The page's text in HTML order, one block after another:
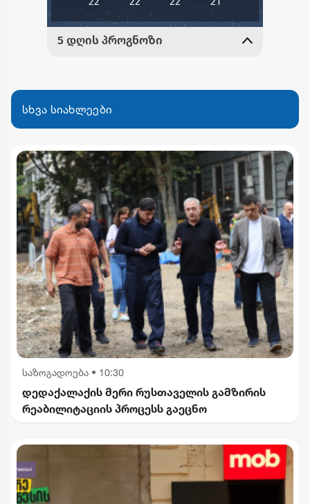
სხვა სიახლეები
საზოგადოება • 10:30
დედაქალაქის მერი რუსთაველის გამზირის
რეაბილიტაციის პროცესს გაეცნო